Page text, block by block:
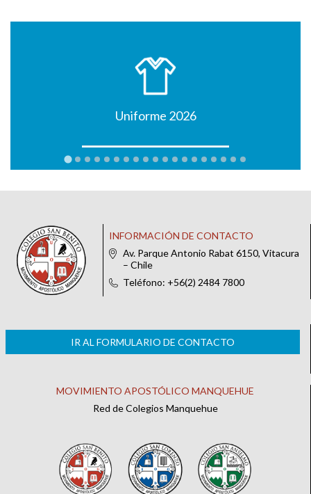
Uniforme 2026
INFORMACIÓN DE CONTACTO
Av. Parque Antonio Rabat 6150, Vitacura
– Chile
Teléfono: +56(2) 2484 7800
IR AL FORMULARIO DE CONTACTO
MOVIMIENTO APOSTÓLICO MANQUEHUE
Red de Colegios Manquehue